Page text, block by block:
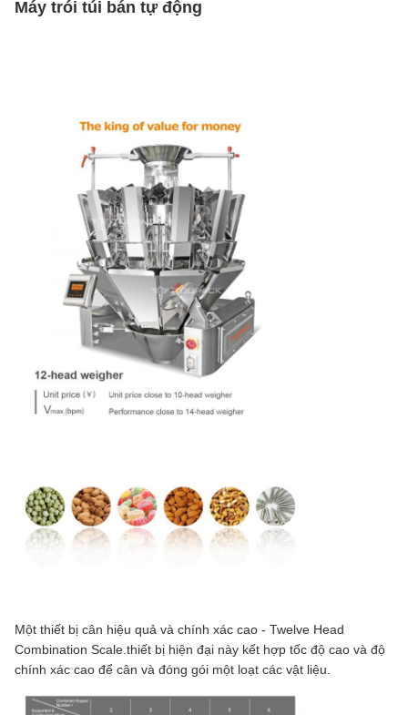
Máy trói túi bán tự động
Một thiết bị cân hiệu quả và chính xác cao - Twelve Head
Combination Scale.thiết bị hiện đại này kết hợp tốc độ cao và độ
chính xác cao để cân và đóng gói một loạt các vật liệu.